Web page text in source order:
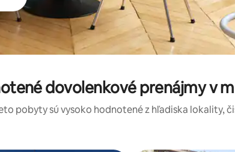
dovolenkové prenájmy v
pobyty sú vysoko hodnotené z hľadiska lokality,